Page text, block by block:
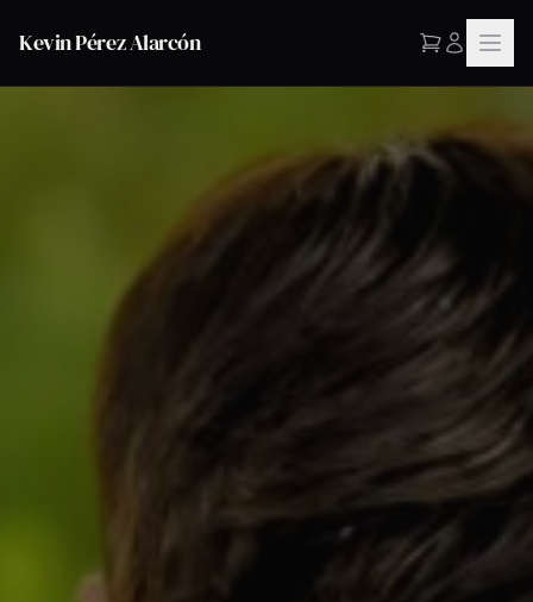
Kevin Pérez Alarcón